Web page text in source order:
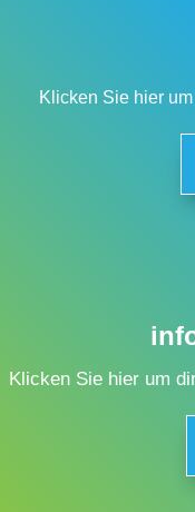
Klicken Sie hier
Klicken Sie hier um